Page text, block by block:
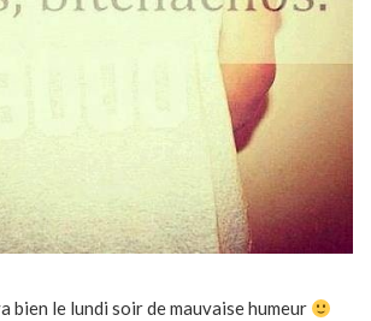
bien le lundi soir de mauvaise humeur